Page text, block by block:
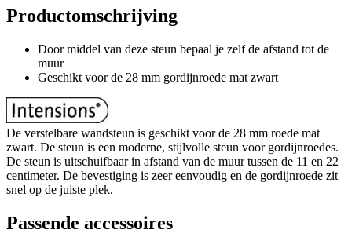
Productomschrijving
Door middel van deze steun bepaal je zelf de afstand tot de
muur
Geschikt voor de 28 mm gordijnroede mat zwart
De verstelbare wandsteun is geschikt voor de 28 mm roede mat
zwart. De steun is een moderne, stijlvolle steun voor gordijnroedes.
De steun is uitschuifbaar in afstand van de muur tussen de 11 en 22
centimeter. De bevestiging is zeer eenvoudig en de gordijnroede zit
snel op de juiste plek.
Passende accessoires